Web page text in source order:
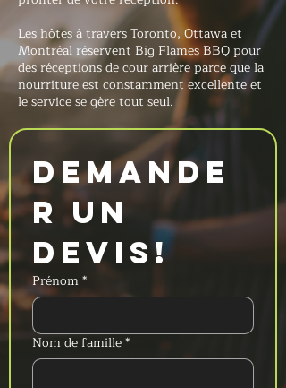
Les hôtes à travers Toronto, Ottawa et
Montréal réservent Big Flames BBQ pour
des réceptions de cour arrière parce que la
nourriture est constamment excellente et
le service se gère tout seul.
Demande
r un
devis!
Prénom*
Nom de famille*